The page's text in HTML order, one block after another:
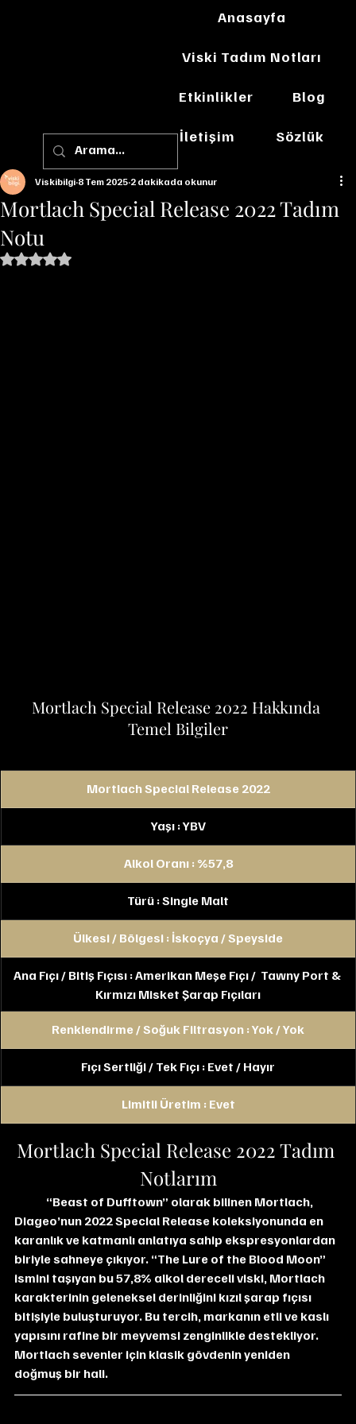
Anasayfa
Viski Tadım Notları
Etkinlikler Blog
İletişim Sözlük
Mortlach Special Release 2022 Tadım
Notu
Viskibilgi 8 Tem 2025 2 dakikada okunur
5 üzerinden NaN yıldız
Mortlach Special Release 2022 Hakkında
Temel Bilgiler
Mortlach Special Release 2022
Yaşı : YBV
Alkol Oranı : %57,8
Türü : Single Malt
Ülkesi / Bölgesi : İskoçya / Speyside
Ana Fıçı / Bitiş Fıçısı : Amerikan Meşe Fıçı / Tawny Port &
Kırmızı Misket Şarap Fıçıları
Renklendirme / Soğuk Filtrasyon : Yok / Yok
Fıçı Sertliği / Tek Fıçı : Evet / Hayır
Limitli Üretim : Evet
Mortlach Special Release 2022 Tadım
Notlarım
“Beast of Dufftown” olarak bilinen Mortlach,
Diageo’nun 2022 Special Release koleksiyonunda en
karanlık ve katmanlı anlatıya sahip ekspresyonlardan
biriyle sahneye çıkıyor. “The Lure of the Blood Moon”
ismini taşıyan bu 57,8% alkol dereceli viski, Mortlach
karakterinin geleneksel derinliğini kızıl şarap fıçısı
bitişiyle buluşturuyor. Bu tercih, markanın etli ve kaslı
yapısını rafine bir meyvemsi zenginlikle destekliyor.
Mortlach sevenler için klasik gövdenin yeniden
doğmuş bir hali.